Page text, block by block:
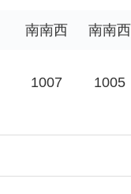
南南西 南南西
1007 1005